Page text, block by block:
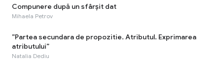
Compunere după un sfârșit dat
Mihaela Petrov
”Partea secundara de propozitie. Atributul. Exprimarea
atributului”
Natalia Dediu